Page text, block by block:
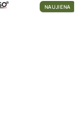
NAUJIENA